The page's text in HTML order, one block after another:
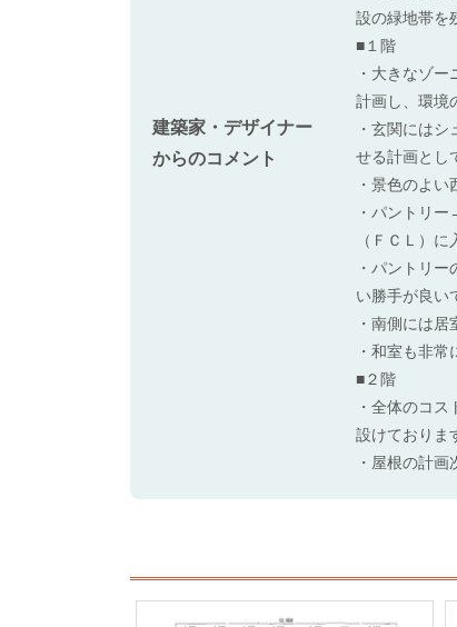
建築家・デザイナー
からのコメント
設の緑地帯を
■１階
・大きなゾ
計画し、環境
・玄関には
せる計画とし
・景色のよ
・パントリ
（ＦＣＬ）
・パントリ
い勝手が良い
・南側には
・和室も非
■２階
・全体のコ
設けておりま
・屋根の計